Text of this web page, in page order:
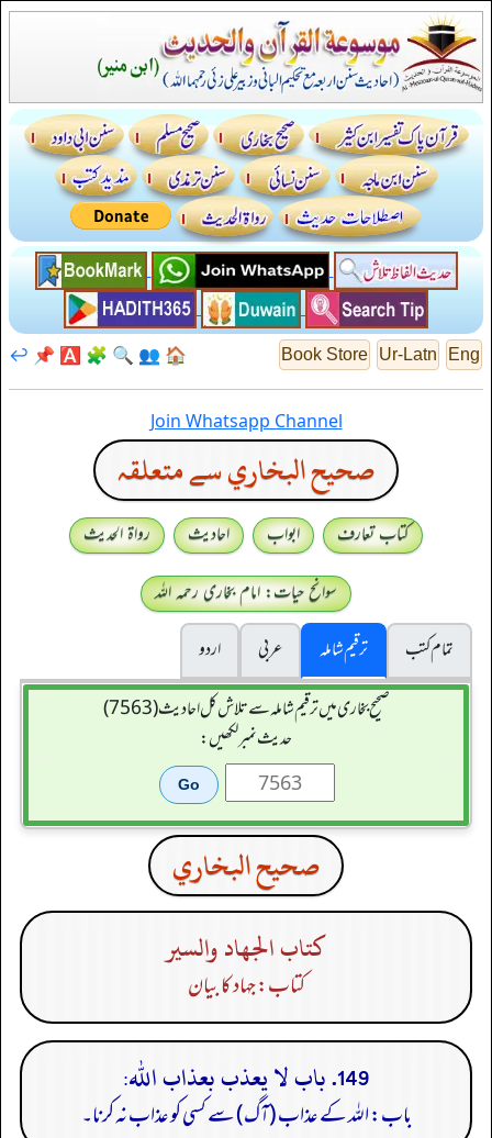
Eng
Ur-Latn
Book Store
🏠
👥
🔍
🧩
🅰️
📌
↩️
Join Whatsapp Channel
صحيح البخاري سے متعلقہ
کتاب تعارف ابواب احادیث
رواۃ الحدیث
سوانح حیات: امام بخاری رحمہ اللہ
تمام کتب
ترقیم شاملہ عربی
اردو
صحیح بخاری میں ترقیم شاملہ سے تلاش کل احادیث (7563)
حدیث نمبر لکھیں:
صحيح البخاري
كتاب الجهاد والسير
کتاب: جہاد کا بیان
149. باب لا يعذب بعذاب الله:
باب: اللہ کے عذاب (آگ) سے کسی کو عذاب نہ کرنا۔